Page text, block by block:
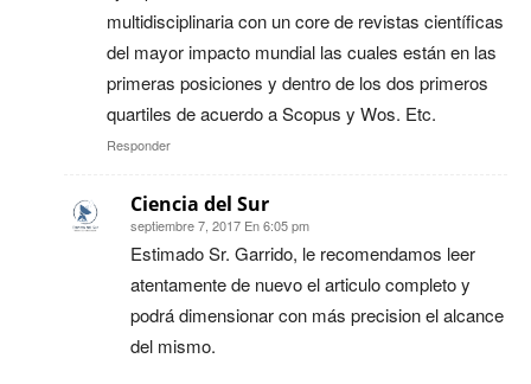
multidisciplinaria con un core de revistas científicas
del mayor impacto mundial las cuales están en las
primeras posiciones y dentro de los dos primeros
quartiles de acuerdo a Scopus y Wos. Etc.
Responder
Ciencia del Sur
septiembre 7, 2017 En 6:05 pm
Estimado Sr. Garrido, le recomendamos leer
atentamente de nuevo el articulo completo y
podrá dimensionar con más precision el alcance
del mismo.